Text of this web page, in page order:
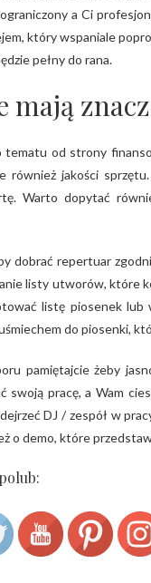
a Ci
który wspaniale
pełny do rana.
mają
tematu od strony
również jakości
Warto dopytać
dobrać repertuar
listy utworów, które
listę piosenek lub
do piosenki,
pamiętajcie żeby
swoją pracę, a Wam
DJ / zespół w
o demo, które